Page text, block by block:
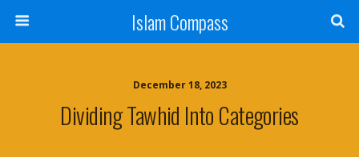
Islam Compass
December 18, 2023
Dividing Tawhid Into Categories